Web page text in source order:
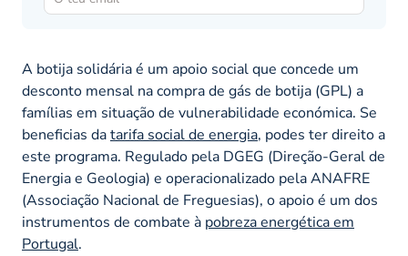
A botija solidária é um apoio social que concede um
desconto mensal na compra de gás de botija (GPL) a
famílias em situação de vulnerabilidade económica. Se
beneficias datarifa social de energia, podes ter direito a
este programa. Regulado pela DGEG (Direção-Geral de
Energia e Geologia) e operacionalizado pela ANAFRE
(Associação Nacional de Freguesias), o apoio é um dos
instrumentos de combate à pobreza energética em
Portugal.